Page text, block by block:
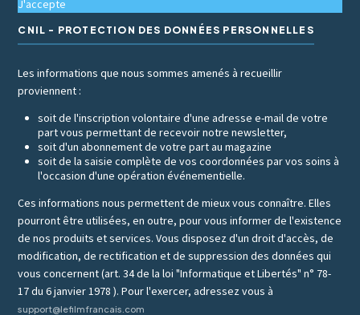
J'accepte
CNIL - PROTECTION DES DONNÉES PERSONNELLES
Les informations que nous sommes amenés à recueillir
proviennent :
soit de l'inscription volontaire d'une adresse e-mail de votre
part vous permettant de recevoir notre newsletter,
soit d'un abonnement de votre part au magazine
soit de la saisie complète de vos coordonnées par vos soins à
l'occasion d'une opération événementielle.
Ces informations nous permettent de mieux vous connaître. Elles
pourront être utilisées, en outre, pour vous informer de l'existence
de nos produits et services. Vous disposez d'un droit d'accès, de
modification, de rectification et de suppression des données qui
vous concernent (art. 34 de la loi "Informatique et Libertés" n° 78-
17 du 6 janvier 1978 ). Pour l'exercer, adressez vous à
support@lefilmfrancais.com